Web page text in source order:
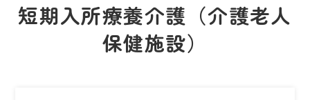
短期入所療養介護（介護老人
保健施設）